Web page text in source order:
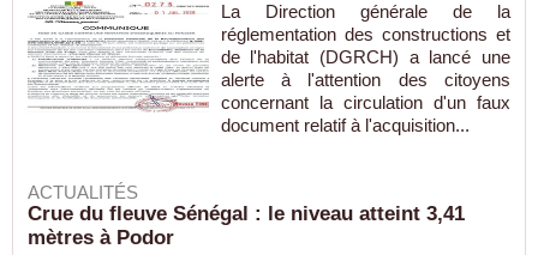
La Direction générale de la
réglementation des constructions et
de l'habitat (DGRCH) a lancé une
alerte à l'attention des citoyens
concernant la circulation d'un faux
document relatif à l'acquisition...
ACTUALITÉS
Crue du fleuve Sénégal : le niveau atteint 3,41
mètres à Podor